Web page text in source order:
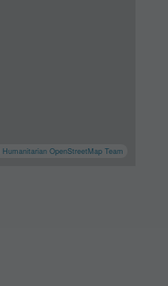
Humanitarian OpenStreetMap Team